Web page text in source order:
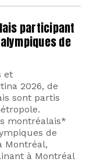
participant
de
et
2026, de
sont partis
montréalais*
de
Montréal,
à Montréal